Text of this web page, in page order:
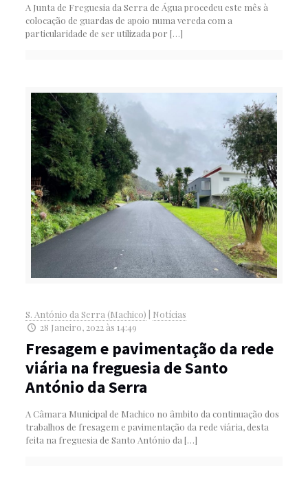
A Junta de Freguesia da Serra de Água procedeu este mês à
colocação de guardas de apoio numa vereda com a
particularidade de ser utilizada por […]
S. António da Serra (Machico)
Notícias
28 Janeiro, 2022 às 14:49
Fresagem e pavimentação da rede
viária na freguesia de Santo
António da Serra
A Câmara Municipal de Machico no âmbito da continuação dos
trabalhos de fresagem e pavimentação da rede viária, desta
feita na freguesia de Santo António da […]